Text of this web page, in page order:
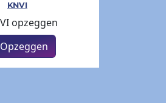
KNVI
Opzeggen